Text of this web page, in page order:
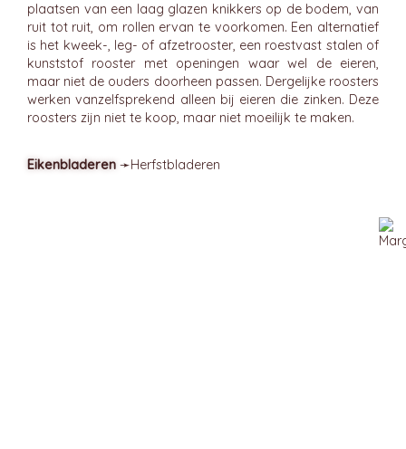
plaatsen van een laag glazen knikkers op de bodem, van
ruit tot ruit, om rollen ervan te voorkomen. Een alternatief
is het kweek-, leg- of afzetrooster, een roestvast stalen of
kunststof rooster met openingen waar wel de eieren,
maar niet de ouders doorheen passen. Dergelijke roosters
werken vanzelfsprekend alleen bij eieren die zinken. Deze
roosters zijn niet te koop, maar niet moeilijk te maken.
Eikenbladeren ➛Herfstbladeren